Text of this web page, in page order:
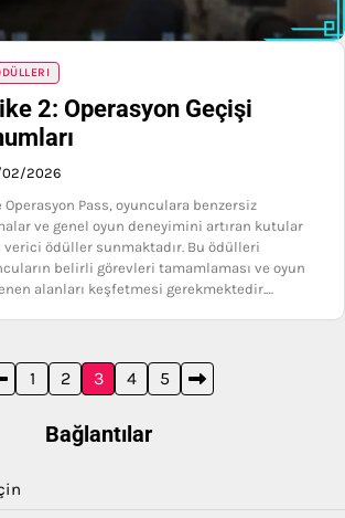
2: Operasyon Geçişi
2026
Pass, oyunculara benzersiz
ve genel oyun deneyimini artıran kutular
ödüller sunmaktadır. Bu ödülleri
belirli görevleri tamamlaması ve oyun
alanları keşfetmesi gerekmektedir.…
1 2 3 4 5
Bağlantılar